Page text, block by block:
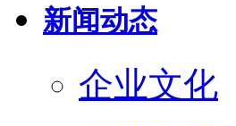
新闻动态
企业文化